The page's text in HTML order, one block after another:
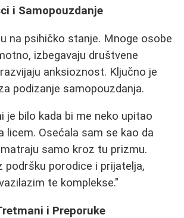
i Samopouzdanje
na psihičko stanje. Mnoge osobe
izbegavaju društvene
anksioznost. Ključno je
podizanje samopouzdanja.
je bilo kada bi me neko upitao
licem. Osećala sam se kao da
samo kroz tu prizmu.
podršku porodice i prijatelja,
te komplekse."
i Preporuke